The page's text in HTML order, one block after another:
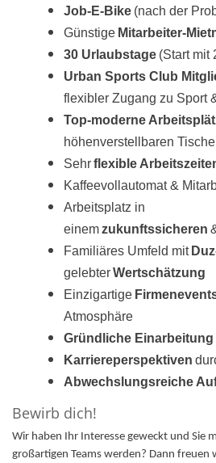
Job-E-Bike (nach der
Günstige Mitarbeiter-
30 Urlaubstage (Start mit
Urban Sports Club
flexibler Zugang zu Sport
Top-moderne
höhenverstellbaren
Sehrflexible
Kaffeevollautomat &
Arbeitsplatz in
einemzukunftssicheren
Familiäres Umfeld mit
gelebterWertschätzung
Einzigartige
Atmosphäre
Gründliche Einarbeitung
Karriereperspektiven
Abwechslungsreiche
Bewirb dich!
Wir haben Ihr Interesse geweckt und Sie
großartigen Teams werden? Dann freuen